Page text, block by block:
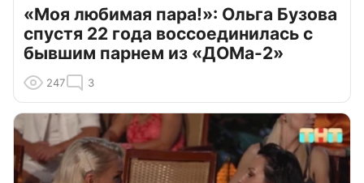
«Моя любимая пара!»: Ольга Бузова
спустя 22 года воссоединилась с
бывшим парнем из «ДОМа-2»
247 3